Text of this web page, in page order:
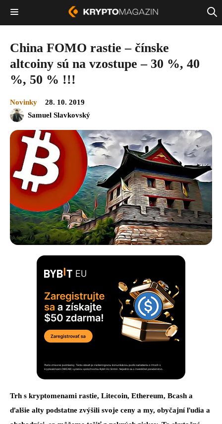
China FOMO rastie – čínske
altcoiny sú na vzostupe – 30 %, 40
%, 50 % !!!
Novinky
28. 10. 2019
Samuel Slavkovský
Trh s kryptomenami rastie, Litecoin, Ethereum, Bcash a
ďalšie alty podstatne zvýšili svoje ceny a my, obyčajní ľudia a